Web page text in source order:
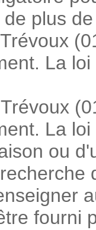
plus
La
La
ou
fourni